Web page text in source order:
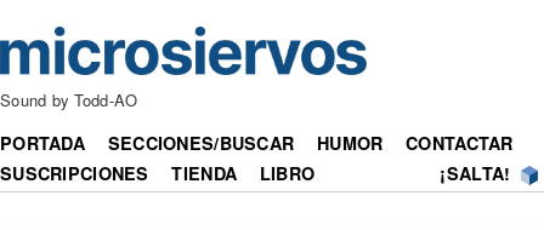
Sound by Todd-AO
PORTADA SECCIONES/BUSCAR HUMOR
CONTACTAR
SUSCRIPCIONES
TIENDA LIBRO ¡SALTA!